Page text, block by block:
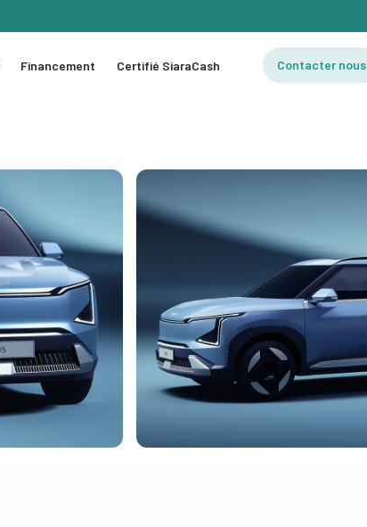
Financement Certifié SiaraCash Contacter nous